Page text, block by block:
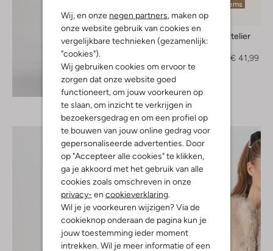
Wij, en onze negen partners, maken op
onze website gebruik van cookies en
vergelijkbare technieken (gezamenlijk:
"cookies").
Wij gebruiken cookies om ervoor te
zorgen dat onze website goed
functioneert, om jouw voorkeuren op
te slaan, om inzicht te verkrijgen in
bezoekersgedrag en om een profiel op
te bouwen van jouw online gedrag voor
gepersonaliseerde advertenties. Door
op "Accepteer alle cookies" te klikken,
ga je akkoord met het gebruik van alle
cookies zoals omschreven in onze
privacy- en cookieverklaring.
Wil je je voorkeuren wijzigen? Via de
cookieknop onderaan de pagina kun je
jouw toestemming ieder moment
intrekken. Wil je meer informatie of een
Ontdek de look
Laatste items
-70%
Omoda Atelier
Pumps
€ 41,99